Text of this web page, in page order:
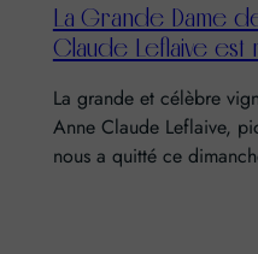
La Grande Dame
Claude Leflaive est
La grande et célèbre
Anne Claude Leflaive,
nous a quitté ce